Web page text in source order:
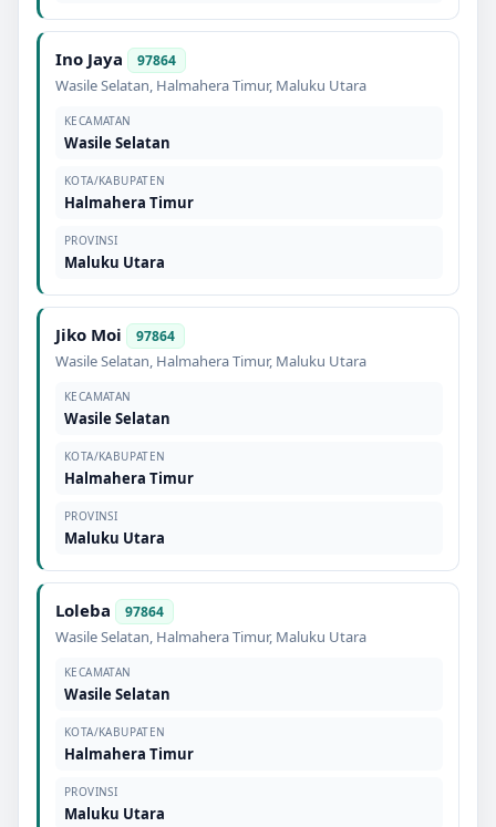
Ino Jaya 97864
Wasile Selatan, Halmahera Timur, Maluku Utara
KECAMATAN
Wasile Selatan
KOTA/KABUPATEN
Halmahera Timur
PROVINSI
Maluku Utara
Jiko Moi 97864
Wasile Selatan, Halmahera Timur, Maluku Utara
KECAMATAN
Wasile Selatan
KOTA/KABUPATEN
Halmahera Timur
PROVINSI
Maluku Utara
Loleba 97864
Wasile Selatan, Halmahera Timur, Maluku Utara
KECAMATAN
Wasile Selatan
KOTA/KABUPATEN
Halmahera Timur
PROVINSI
Maluku Utara